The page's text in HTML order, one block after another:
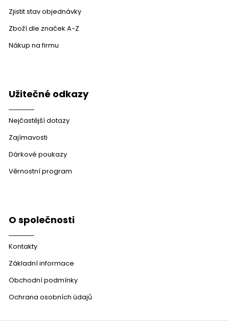
Zjistit stav objednávky
Zboží dle značek A-Z
Nákup na firmu
Užitečné odkazy
Nejčastější dotazy
Zajímavosti
Dárkové poukazy
Věrnostní program
O společnosti
Kontakty
Základní informace
Obchodní podmínky
Ochrana osobních údajů